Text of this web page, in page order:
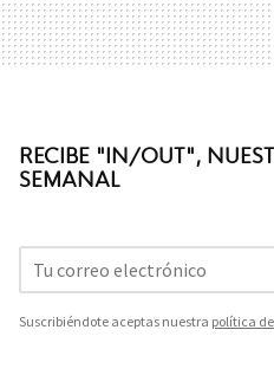
RECIBE "IN/OUT",
SEMANAL
Suscribiéndote aceptas nuestra política